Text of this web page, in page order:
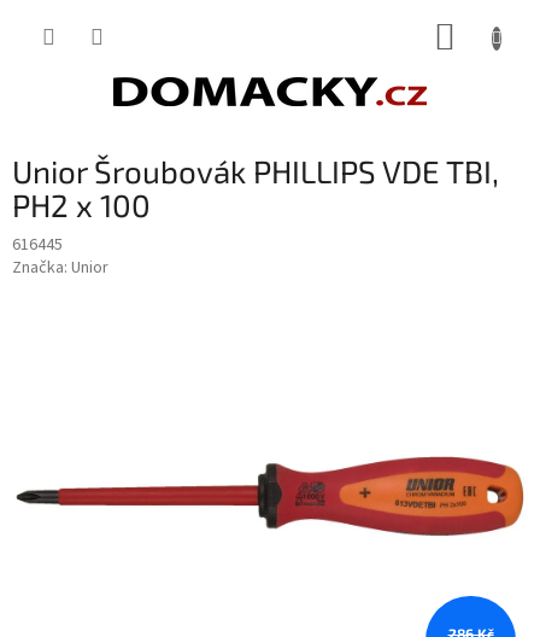
Unior Šroubovák PHILLIPS VDE TBI,
PH2 x 100
616445
Značka: Unior
286 Kč